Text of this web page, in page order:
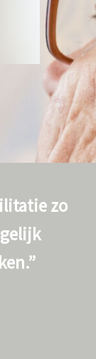
zo